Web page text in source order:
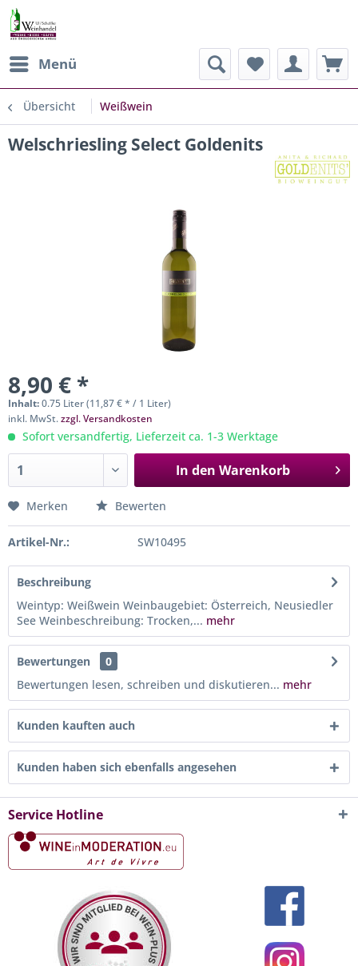
Menü
Übersicht Weißwein
Welschriesling Select Goldenits
8,90 € *
Inhalt:0.75 Liter (11,87 € * / 1 Liter)
inkl. MwSt.zzgl. Versandkosten
Sofort versandfertig, Lieferzeit ca. 1-3 Werktage
In den Warenkorb
Merken Bewerten
Artikel-Nr.: SW10495
Beschreibung
Weintyp: Weißwein Weinbaugebiet: Österreich, Neusiedler
See Weinbeschreibung: Trocken,... mehr
Bewertungen
0
Bewertungen lesen, schreiben und diskutieren... mehr
Kunden kauften auch
Kunden haben sich ebenfalls angesehen
Service Hotline